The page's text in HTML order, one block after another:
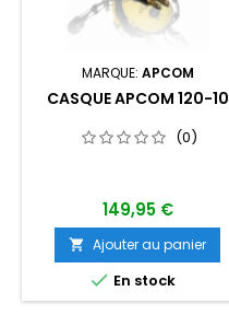
MARQUE: APCOM
CASQUE APCOM 120-10
(0)
149,95 €
 Ajouter au panier
 En stock